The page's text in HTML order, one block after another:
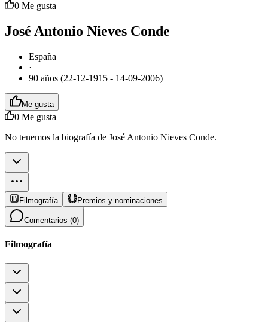
0 Me gusta
José Antonio Nieves Conde
España
·
90 años (22-12-1915 - 14-09-2006)
Me gusta
0 Me gusta
No tenemos la biografía de José Antonio Nieves Conde.
Filmografía Premios y nominaciones
Comentarios (0)
Filmografía